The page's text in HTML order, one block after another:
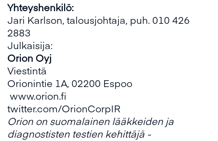
Yhteyshenkilö:
Jari Karlson, talousjohtaja, puh. 010 426
2883
Julkaisija:
Orion Oyj
Viestintä
Orionintie 1A, 02200 Espoo
www.orion.fi
twitter.com/OrionCorpIR
Orion on suomalainen lääkkeiden ja
diagnostisten testien kehittäjä -